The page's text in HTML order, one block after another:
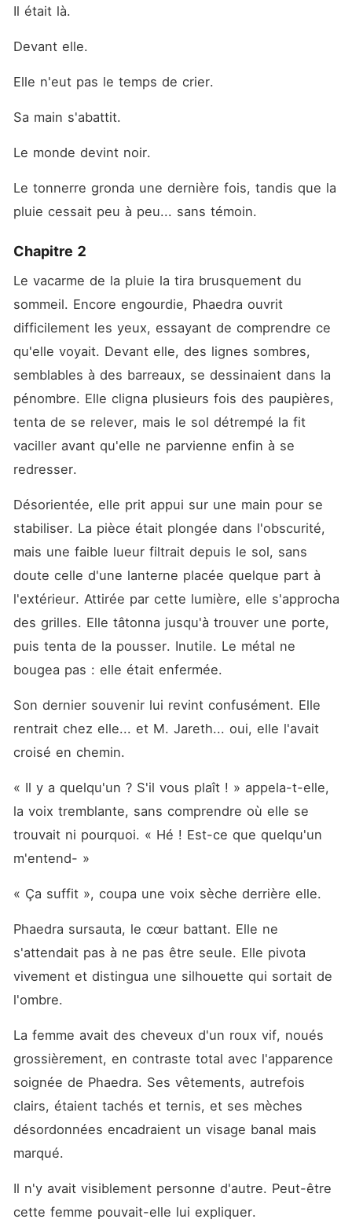
Il était là.
Devant elle.
Elle n'eut pas le temps de crier.
Sa main s'abattit.
Le monde devint noir.
Le tonnerre gronda une dernière fois, tandis que la
pluie cessait peu à peu... sans témoin.
Chapitre 2
Le vacarme de la pluie la tira brusquement du
sommeil. Encore engourdie, Phaedra ouvrit
difficilement les yeux, essayant de comprendre ce
qu'elle voyait. Devant elle, des lignes sombres,
semblables à des barreaux, se dessinaient dans la
pénombre. Elle cligna plusieurs fois des paupières,
tenta de se relever, mais le sol détrempé la fit
vaciller avant qu'elle ne parvienne enfin à se
redresser.
Désorientée, elle prit appui sur une main pour se
stabiliser. La pièce était plongée dans l'obscurité,
mais une faible lueur filtrait depuis le sol, sans
doute celle d'une lanterne placée quelque part à
l'extérieur. Attirée par cette lumière, elle s'approcha
des grilles. Elle tâtonna jusqu'à trouver une porte,
puis tenta de la pousser. Inutile. Le métal ne
bougea pas : elle était enfermée.
Son dernier souvenir lui revint confusément. Elle
rentrait chez elle... et M. Jareth... oui, elle l'avait
croisé en chemin.
« Il y a quelqu'un ? S'il vous plaît ! » appela-t-elle,
la voix tremblante, sans comprendre où elle se
trouvait ni pourquoi. « Hé ! Est-ce que quelqu'un
m'entend- »
« Ça suffit », coupa une voix sèche derrière elle.
Phaedra sursauta, le cœur battant. Elle ne
s'attendait pas à ne pas être seule. Elle pivota
vivement et distingua une silhouette qui sortait de
l'ombre.
La femme avait des cheveux d'un roux vif, noués
grossièrement, en contraste total avec l'apparence
soignée de Phaedra. Ses vêtements, autrefois
clairs, étaient tachés et ternis, et ses mèches
désordonnées encadraient un visage banal mais
marqué.
Il n'y avait visiblement personne d'autre. Peut-être
cette femme pouvait-elle lui expliquer.